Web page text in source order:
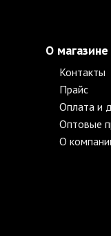
О магазине
Контакты
Прайс
Оплата и
Оптовые
О